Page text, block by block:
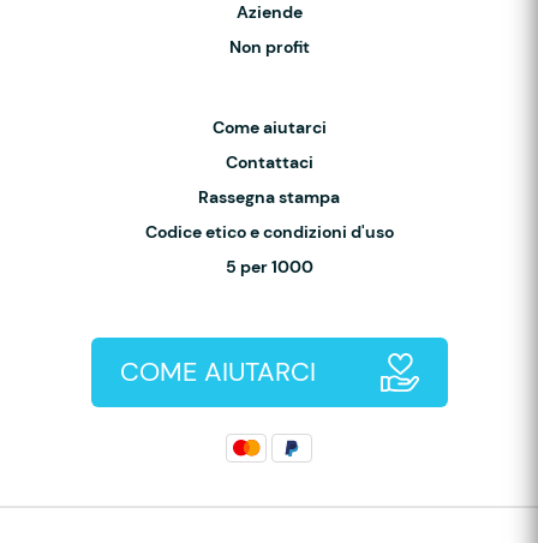
Aziende
Non profit
Come aiutarci
Contattaci
Rassegna stampa
Codice etico e condizioni d'uso
5 per 1000
COME AIUTARCI